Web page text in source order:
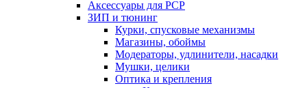
Аксессуары для PCP
ЗИП и тюнинг
Курки, спусковые механизмы
Магазины, обоймы
Модераторы, удлинители, насадки
Мушки, целики
Оптика и крепления